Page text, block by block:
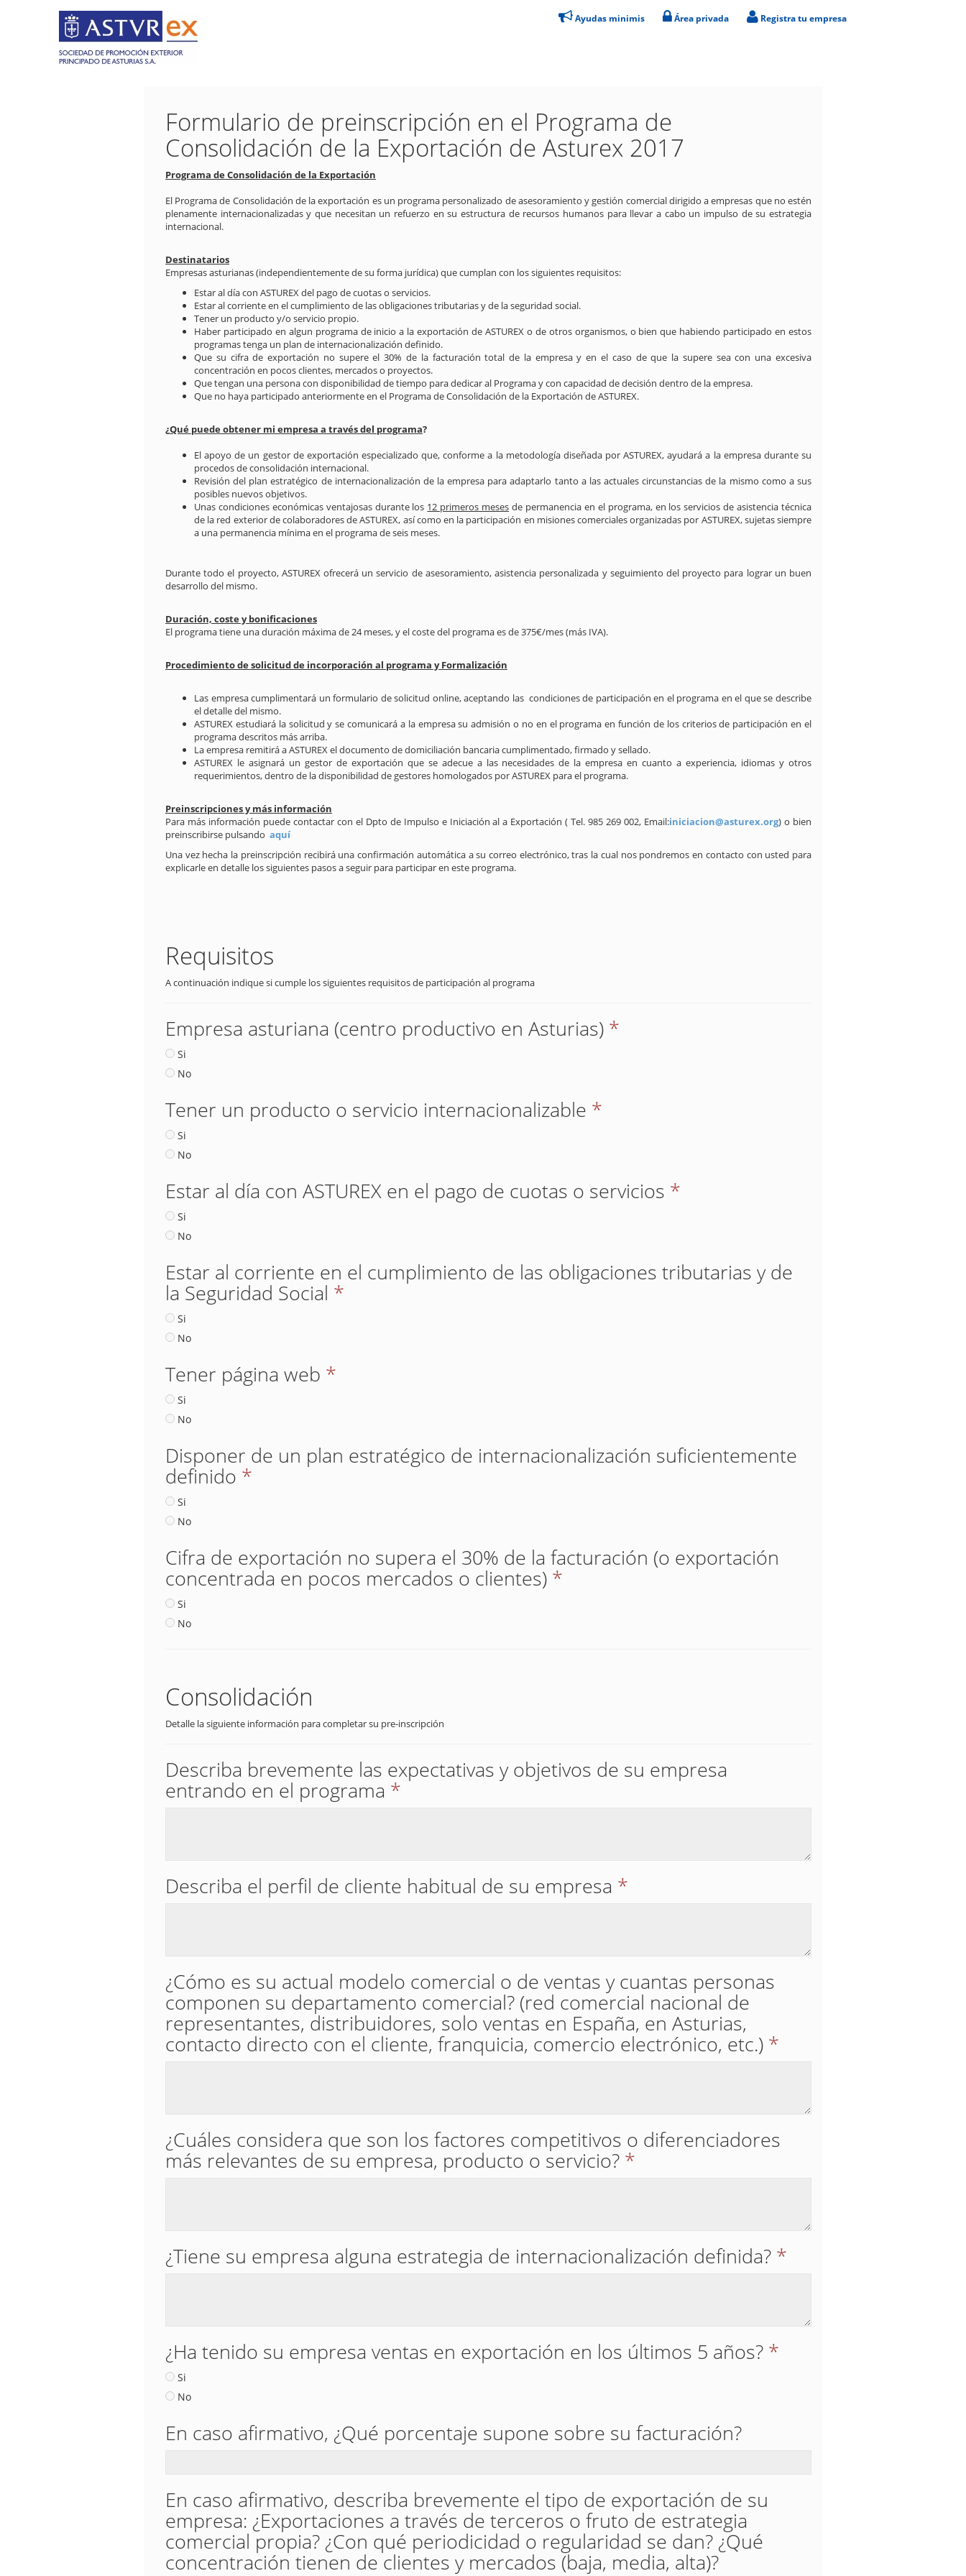
Registra tu empresa
Área privada
Ayudas minimis
Formulario de preinscripción en el Programa de
Consolidación de la Exportación de Asturex 2017
Programa de Consolidación de la Exportación
El Programa de Consolidación de la exportación es un programa personalizado de asesoramiento y gestión comercial dirigido a empresas que no estén
plenamente internacionalizadas y que necesitan un refuerzo en su estructura de recursos humanos para llevar a cabo un impulso de su estrategia
internacional.
Destinatarios
Empresas asturianas (independientemente de su forma jurídica) que cumplan con los siguientes requisitos:
Estar al día con ASTUREX del pago de cuotas o servicios.
Estar al corriente en el cumplimiento de las obligaciones tributarias y de la seguridad social.
Tener un producto y/o servicio propio.
Haber participado en algun programa de inicio a la exportación de ASTUREX o de otros organismos, o bien que habiendo participado en estos
programas tenga un plan de internacionalización definido.
Que su cifra de exportación no supere el 30% de la facturación total de la empresa y en el caso de que la supere sea con una excesiva
concentración en pocos clientes, mercados o proyectos.
Que tengan una persona con disponibilidad de tiempo para dedicar al Programa y con capacidad de decisión dentro de la empresa.
Que no haya participado anteriormente en el Programa de Consolidación de la Exportación de ASTUREX.
¿Qué puede obtener mi empresa a través del programa?
El apoyo de un gestor de exportación especializado que, conforme a la metodología diseñada por ASTUREX, ayudará a la empresa durante su
procedos de consolidación internacional.
Revisión del plan estratégico de internacionalización de la empresa para adaptarlo tanto a las actuales circunstancias de la mismo como a sus
posibles nuevos objetivos.
Unas condiciones económicas ventajosas durante los 12 primeros meses de permanencia en el programa, en los servicios de asistencia técnica
de la red exterior de colaboradores de ASTUREX, así como en la participación en misiones comerciales organizadas por ASTUREX, sujetas siempre
a una permanencia mínima en el programa de seis meses.
Durante todo el proyecto, ASTUREX ofrecerá un servicio de asesoramiento, asistencia personalizada y seguimiento del proyecto para lograr un buen
desarrollo del mismo.
Duración, coste y bonificaciones
El programa tiene una duración máxima de 24 meses, y el coste del programa es de 375€/mes (más IVA).
Procedimiento de solicitud de incorporación al programa y Formalización
Las empresa cumplimentará un formulario de solicitud online, aceptando las condiciones de participación en el programa en el que se describe
el detalle del mismo.
ASTUREX estudiará la solicitud y se comunicará a la empresa su admisión o no en el programa en función de los criterios de participación en el
programa descritos más arriba.
La empresa remitirá a ASTUREX el documento de domiciliación bancaria cumplimentado, firmado y sellado.
ASTUREX le asignará un gestor de exportación que se adecue a las necesidades de la empresa en cuanto a experiencia, idiomas y otros
requerimientos, dentro de la disponibilidad de gestores homologados por ASTUREX para el programa.
Preinscripciones y más información
Para más información puede contactar con el Dpto de Impulso e Iniciación al a Exportación ( Tel. 985 269 002, Email:iniciacion@asturex.org) o bien
preinscribirse pulsando aquí
Una vez hecha la preinscripción recibirá una confirmación automática a su correo electrónico, tras la cual nos pondremos en contacto con usted para
explicarle en detalle los siguientes pasos a seguir para participar en este programa.
Requisitos
A continuación indique si cumple los siguientes requisitos de participación al programa
Empresa asturiana (centro productivo en Asturias) *
Si
No
Tener un producto o servicio internacionalizable *
Si
No
Estar al día con ASTUREX en el pago de cuotas o servicios *
Si
No
Estar al corriente en el cumplimiento de las obligaciones tributarias y de
la Seguridad Social *
Si
No
Tener página web *
Si
No
Disponer de un plan estratégico de internacionalización suficientemente
definido *
Si
No
Cifra de exportación no supera el 30% de la facturación (o exportación
concentrada en pocos mercados o clientes) *
Si
No
Consolidación
Detalle la siguiente información para completar su pre-inscripción
Describa brevemente las expectativas y objetivos de su empresa
entrando en el programa *
Describa el perfil de cliente habitual de su empresa *
¿Cómo es su actual modelo comercial o de ventas y cuantas personas
componen su departamento comercial? (red comercial nacional de
representantes, distribuidores, solo ventas en España, en Asturias,
contacto directo con el cliente, franquicia, comercio electrónico, etc.) *
¿Cuáles considera que son los factores competitivos o diferenciadores
más relevantes de su empresa, producto o servicio? *
¿Tiene su empresa alguna estrategia de internacionalización definida? *
¿Ha tenido su empresa ventas en exportación en los últimos 5 años? *
Si
No
En caso afirmativo, ¿Qué porcentaje supone sobre su facturación?
En caso afirmativo, describa brevemente el tipo de exportación de su
empresa: ¿Exportaciones a través de terceros o fruto de estrategia
comercial propia? ¿Con qué periodicidad o regularidad se dan? ¿Qué
concentración tienen de clientes y mercados (baja, media, alta)?